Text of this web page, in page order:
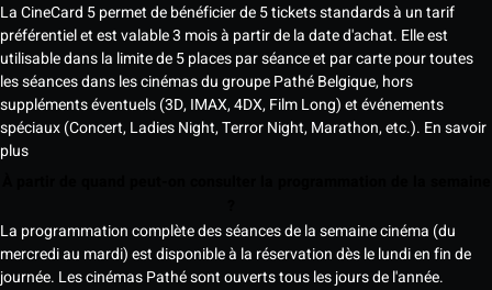
La CineCard 5 permet de bénéficier de 5 tickets standards à un tarif
préférentiel et est valable 3 mois à partir de la date d'achat. Elle est
utilisable dans la limite de 5 places par séance et par carte pour toutes
les séances dans les cinémas du groupe Pathé Belgique, hors
suppléments éventuels (3D, IMAX, 4DX, Film Long) et événements
spéciaux (Concert, Ladies Night, Terror Night, Marathon, etc.). En savoir
plus
La programmation complète des séances de la semaine cinéma (du
mercredi au mardi) est disponible à la réservation dès le lundi en fin de
journée. Les cinémas Pathé sont ouverts tous les jours de l'année.